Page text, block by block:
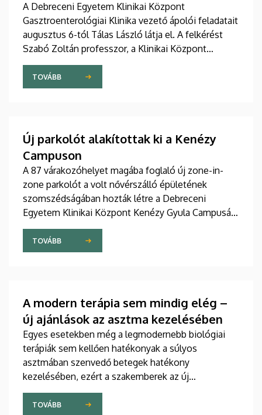
A Debreceni Egyetem Klinikai Központ
Gasztroenterológiai Klinika vezető ápolói feladatait
augusztus 6-tól Tálas László látja el. A felkérést
Szabó Zoltán professzor, a Klinikai Központ
elnöke, valamint Szőllősi Anna ápolási és
szakdolgozói igazgató adta át pénteken
ünnepélyes keretek között az Elnöki Hivatalban.
TOVÁBB
Új parkolót alakítottak ki a Kenézy
Campuson
A 87 várakozóhelyet magába foglaló új zone-in-
zone parkolót a volt nővérszálló épületének
szomszédságában hozták létre a Debreceni
Egyetem Klinikai Központ Kenézy Gyula Campusán.
Az új területet várhatóan augusztusban nyitják meg
a járművek előtt.
TOVÁBB
A modern terápia sem mindig elég –
új ajánlások az asztma kezelésében
Egyes esetekben még a legmodernebb biológiai
terápiák sem kellően hatékonyak a súlyos
asztmában szenvedő betegek hatékony
kezelésében, ezért a szakemberek az új
gyógyszerek kifejlesztésére irányuló kutatások
felgyorsítását sürgetik. A témában a közelmúltban
TOVÁBB